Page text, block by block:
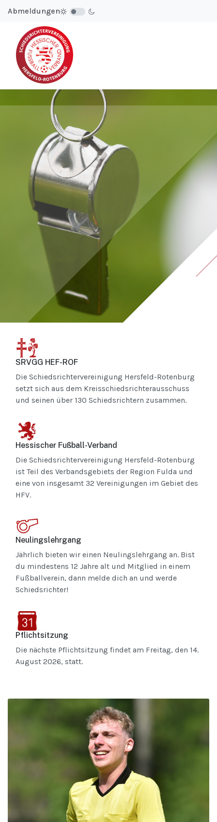
Abmeldungen
SRVGG HEF-ROF
Die Schiedsrichtervereinigung Hersfeld-Rotenburg
setzt sich aus dem Kreisschiedsrichterausschuss
und seinen über 130 Schiedsrichtern zusammen.
Hessischer Fußball-Verband
Die Schiedsrichtervereinigung Hersfeld-Rotenburg
ist Teil des Verbandsgebiets der Region Fulda und
eine von insgesamt 32 Vereinigungen im Gebiet des
HFV.
Neulingslehrgang
Jährlich bieten wir einen Neulingslehrgang an. Bist
du mindestens 12 Jahre alt und Mitglied in einem
Fußballverein, dann melde dich an und werde
Schiedsrichter!
Pflichtsitzung
Die nächste Pflichtsitzung findet am Freitag, den 14.
August 2026, statt.